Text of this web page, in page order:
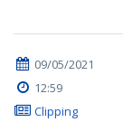
09/05/2021
12:59
Clipping